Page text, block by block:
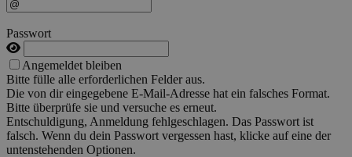
Passwort
Angemeldet bleiben
Bitte fülle alle erforderlichen Felder aus.
Die von dir eingegebene E-Mail-Adresse hat ein falsches Format.
Bitte überprüfe sie und versuche es erneut.
Entschuldigung, Anmeldung fehlgeschlagen. Das Passwort ist
falsch. Wenn du dein Passwort vergessen hast, klicke auf eine der
untenstehenden Optionen.